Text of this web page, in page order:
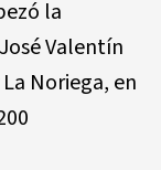
la
Valentín
Noriega, en